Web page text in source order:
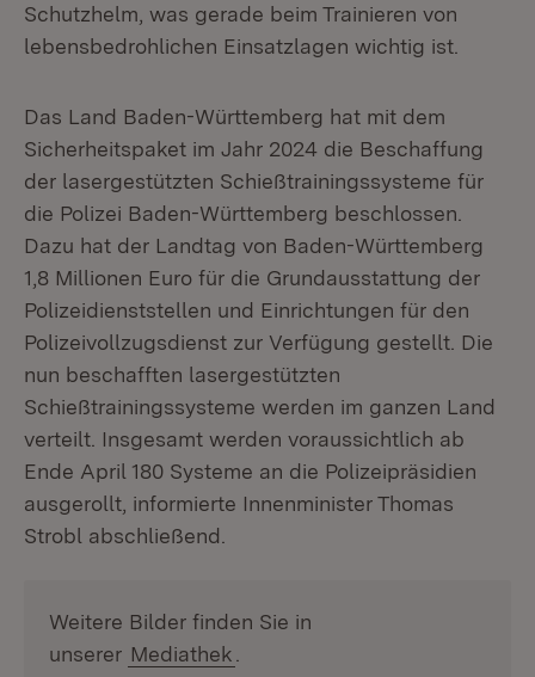
Schutzhelm, was gerade beim Trainieren von
lebensbedrohlichen Einsatzlagen wichtig ist.
Das Land Baden-Württemberg hat mit dem
Sicherheitspaket im Jahr 2024 die Beschaffung
der lasergestützten Schießtrainingssysteme für
die Polizei Baden-Württemberg beschlossen.
Dazu hat der Landtag von Baden-Württemberg
1,8 Millionen Euro für die Grundausstattung der
Polizeidienststellen und Einrichtungen für den
Polizeivollzugsdienst zur Verfügung gestellt. Die
nun beschafften lasergestützten
Schießtrainingssysteme werden im ganzen Land
verteilt. Insgesamt werden voraussichtlich ab
Ende April 180 Systeme an die Polizeipräsidien
ausgerollt, informierte Innenminister Thomas
Strobl abschließend.
Weitere Bilder finden Sie in
unserer Mediathek